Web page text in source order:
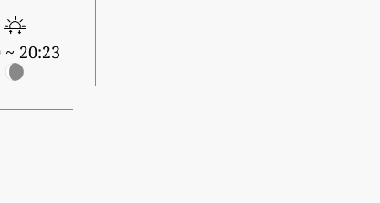
~ 20:23